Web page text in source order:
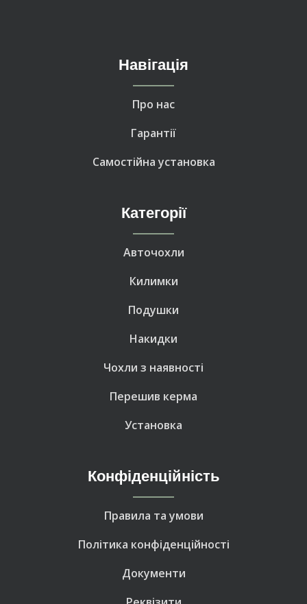
Навігація
Про нас
Гарантії
Самостійна установка
Категорії
Авточохли
Килимки
Подушки
Накидки
Чохли з наявності
Перешив керма
Установка
Конфіденційність
Правила та умови
Політика конфіденційності
Документи